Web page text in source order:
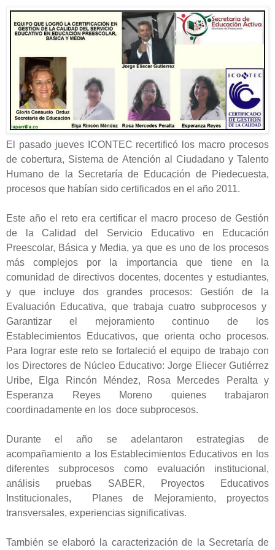
El pasado jueves ICONTEC recertificó los macro procesos
de cobertura, Sistema de Atención al Ciudadano y Talento
Humano de la Secretaría de Educación de Piedecuesta,
procesos que habían sido certificados en el año 2011.
Este año el reto era certificar el macro proceso de Gestión
de la Calidad del Servicio Educativo en Educación
Preescolar, Básica y Media, ya que es uno de los procesos
más complejos por la importancia que tiene en la
comunidad de directivos docentes, docentes y estudiantes,
y que incluye dos grandes procesos: Gestión de la
Evaluación Educativa, que trabaja cuatro subprocesos y
Garantizar el mejoramiento continuo de los
Establecimientos Educativos, que orienta ocho procesos.
Para lograr este reto se fortaleció el equipo de trabajo con
los Directores de Núcleo Educativo: Jorge Eliecer Gutiérrez
Uribe, Elga Rincón Méndez, Rosa Mercedes Peralta y
Esperanza Reyes Moreno quienes trabajaron
coordinadamente en los doce subprocesos.
Durante el año se adelantaron estrategias de
acompañamiento a los Establecimientos Educativos en los
diferentes subprocesos como evaluación institucional,
análisis pruebas SABER, Proyectos Educativos
Institucionales, Planes de Mejoramiento, proyectos
transversales, experiencias significativas.
También se elaboró la caracterización de la Secretaría de